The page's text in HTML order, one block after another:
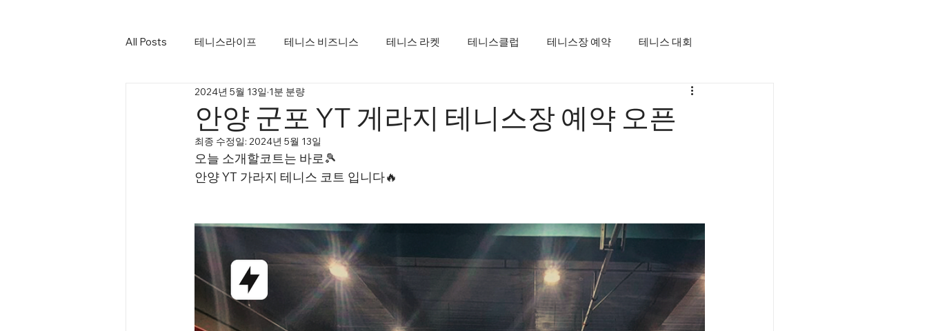
All Posts 테니스라이프 테니스 비즈니스 테니스 라켓 테니스클럽 테니스장 예약 테니스 대회
안양 군포 YT 게라지 테니스장 예약 오픈
2024년 5월 13일 1분 분량
최종 수정일: 2024년 5월 13일
오늘 소개할코트는 바로🎾
안양 YT 가라지 테니스 코트 입니다🔥